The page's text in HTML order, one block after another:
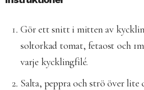
Gör ett snitt i mitten av
soltorkad tomat, fetaost och
varje kycklingfilé.
Salta, peppra och strö över